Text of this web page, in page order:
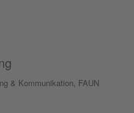
& Kommunikation, FAUN